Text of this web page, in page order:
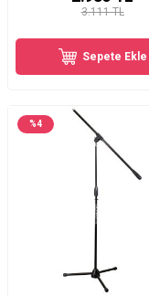
3.111 TL
Sepete Ekle
%4